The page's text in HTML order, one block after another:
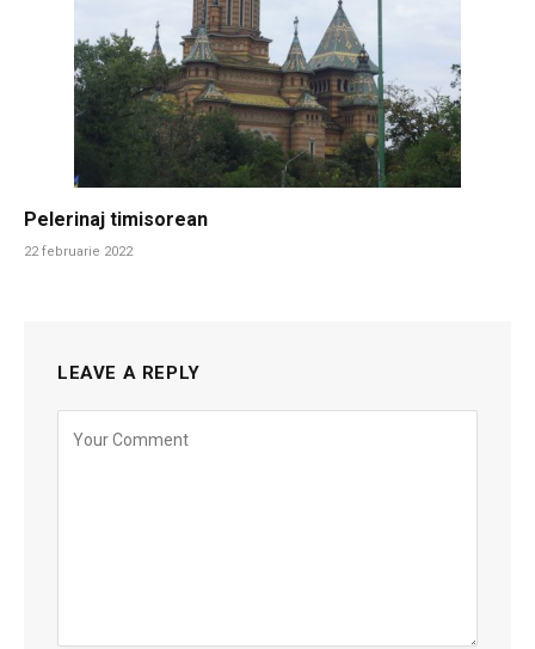
Pelerinaj timisorean
22 februarie 2022
LEAVE A REPLY